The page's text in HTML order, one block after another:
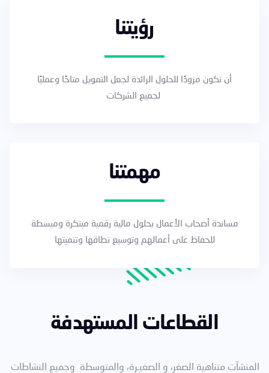
رؤيتنا
أن نكون مزودًا للحلول الرائدة لجعل التمويل متاحًا وعمليًا
مهمتنا
مساندة أصحاب الأعمال بحلول مالية رقمية مبتكرة ومبسطة
للحفاظ على أعمالهم وتوسيع نطاقها وتنميتها
القطاعات المستهدفة
المنشآت متناهية الصغر، و الصغيـرة، والمتوسطة وجميع النشاطات